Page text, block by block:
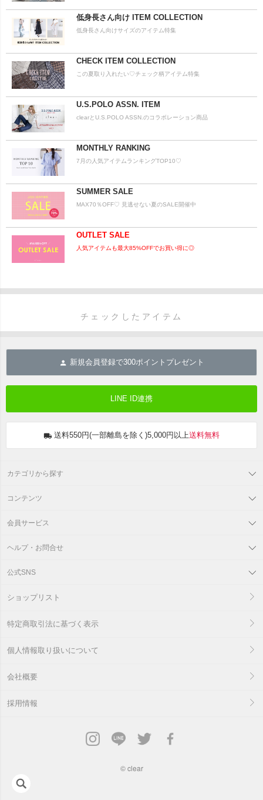
低身長さん向け ITEM COLLECTION
低身長さん向けサイズのアイテム特集
CHECK ITEM COLLECTION
この夏取り入れたい♡チェック柄アイテム特集
U.S.POLO ASSN. ITEM
clearとU.S.POLO ASSN.のコラボレーション商品
MONTHLY RANKING
7月の人気アイテムランキングTOP10♡
SUMMER SALE
MAX70％OFF♡ 見逃せない夏のSALE開催中
OUTLET SALE
人気アイテムも最大85%OFFでお買い得に◎
チェックしたアイテム
新規会員登録で300ポイントプレゼント
LINE ID連携
送料550円(一部離島を除く)5,000円以上送料無料
カテゴリから探す
コンテンツ
会員サービス
ヘルプ・お問合せ
公式SNS
ショップリスト
特定商取引法に基づく表示
個人情報取り扱いについて
会社概要
採用情報
© clear